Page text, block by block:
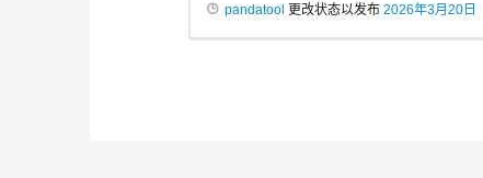
pandatool 更改状态以发布 2026年3月20日